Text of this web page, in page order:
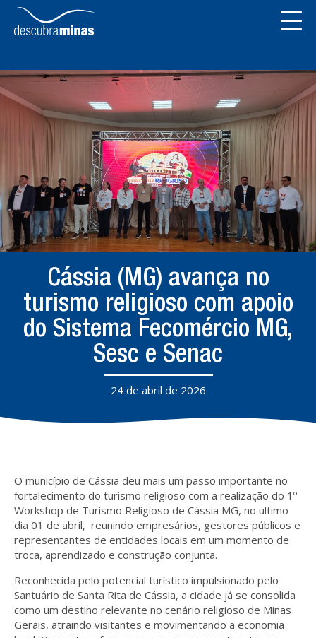
Cássia (MG) avança no
turismo religioso com apoio
do Sistema Fecomércio MG,
Sesc e Senac
24 de abril de 2026
O município de Cássia deu mais um passo importante no
fortalecimento do turismo religioso com a realização do 1º
Workshop de Turismo Religioso de Cássia MG, no ultimo
dia 01 de abril, reunindo empresários, gestores públicos e
representantes de entidades locais em um momento de
troca, aprendizado e construção conjunta.
Reconhecida pelo potencial turístico impulsionado pelo
Santuário de Santa Rita de Cássia, a cidade já se consolida
como um destino relevante no cenário religioso de Minas
Gerais, atraindo visitantes e movimentando a economia